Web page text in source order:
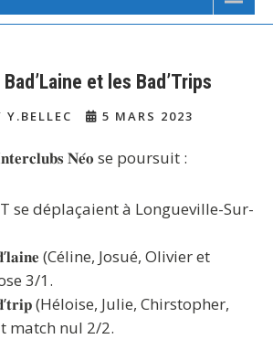
et les Bad’Trips
Y.BELLEC 5 MARS 2023
𝐍𝐞́𝐨 se poursuit :
se déplaçaient à Longueville-Sur-
(Céline, Josué, Olivier et
3/1.
(Héloise, Julie, Chirstopher,
match nul 2/2.